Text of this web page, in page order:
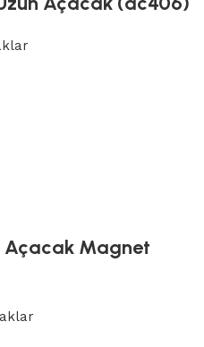
Açacak Magnet